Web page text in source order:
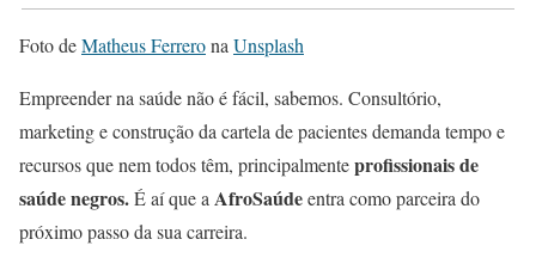
Foto deMatheus Ferrerona Unsplash
Empreender na saúde não é fácil, sabemos. Consultório,
marketing e construção da cartela de pacientes demanda tempo e
recursos que nem todos têm, principalmenteprofissionais de
saúde negros.É aí que a AfroSaúdeentra como parceira do
próximo passo da sua carreira.